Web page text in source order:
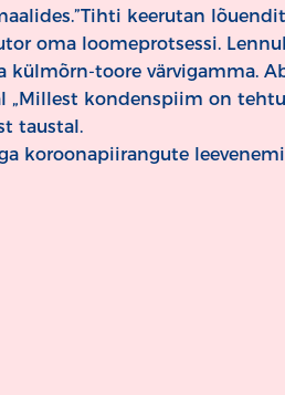
keerutan
oma loomeprotsessi.
külmõrn-toore värvigamma.
„Millest kondenspiim on
taustal.
koroonapiirangute